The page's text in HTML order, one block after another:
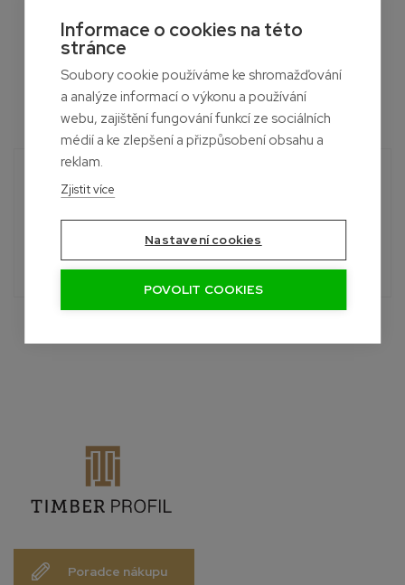
Roman
+420 601 390 004
Pon-Sob, 7:00 - 19:00 hod.
info@palubky-online.cz
Poradce nákupu
Informace o cookies na této
stránce
Soubory cookie používáme ke shromažďování
a analýze informací o výkonu a používání
webu, zajištění fungování funkcí ze sociálních
médií a ke zlepšení a přizpůsobení obsahu a
reklam.
Zjistit více
Nastavení cookies
POVOLIT COOKIES